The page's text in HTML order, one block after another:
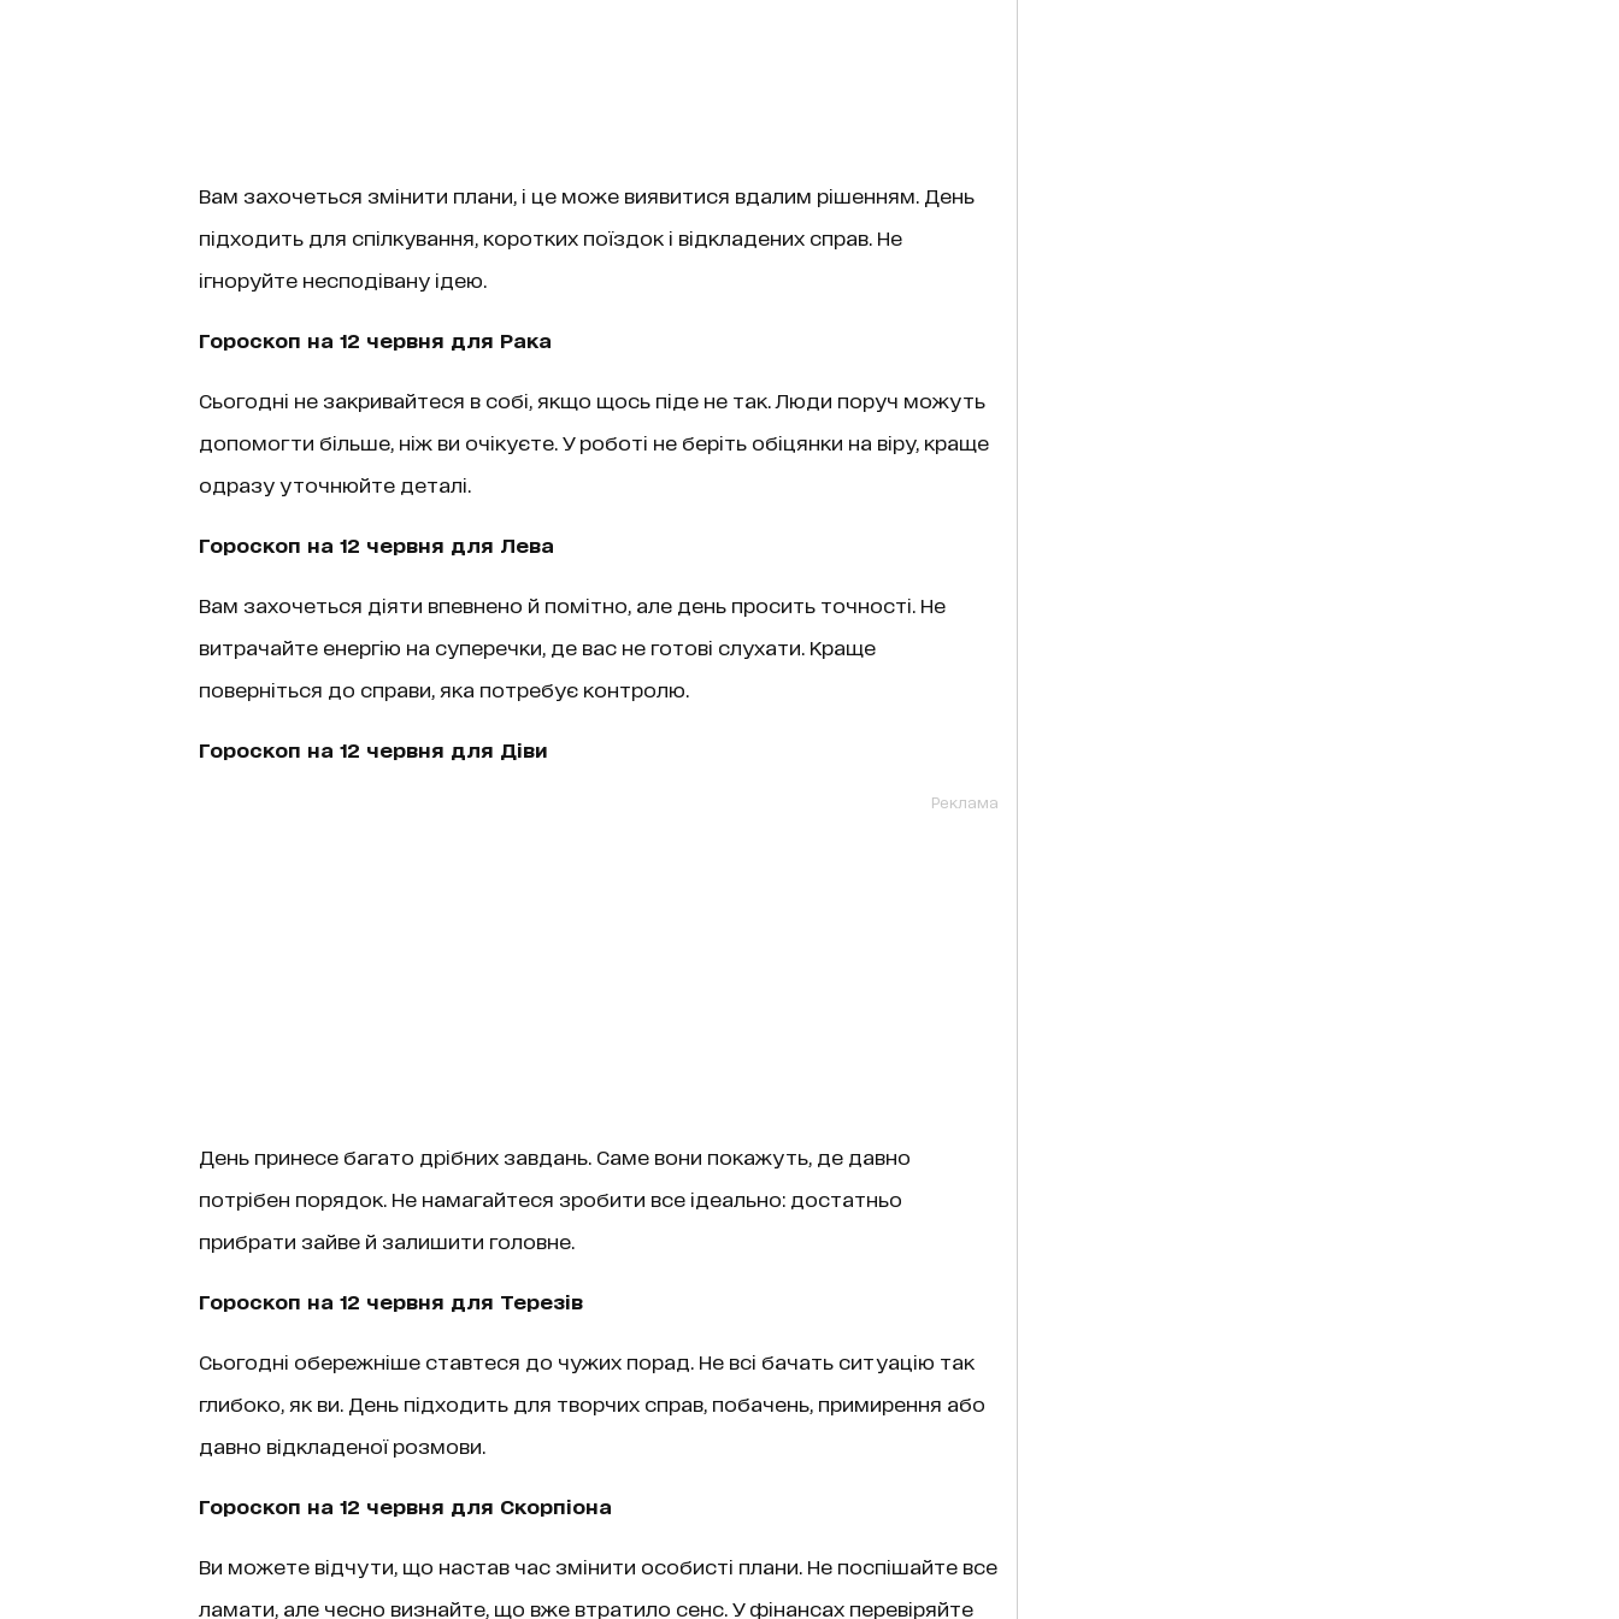
Вам захочеться змінити плани, і це може виявитися вдалим рішенням. День
підходить для спілкування, коротких поїздок і відкладених справ. Не
ігноруйте несподівану ідею.
Гороскоп на 12 червня для Рака
Сьогодні не закривайтеся в собі, якщо щось піде не так. Люди поруч можуть
допомогти більше, ніж ви очікуєте. У роботі не беріть обіцянки на віру, краще
одразу уточнюйте деталі.
Гороскоп на 12 червня для Лева
Вам захочеться діяти впевнено й помітно, але день просить точності. Не
витрачайте енергію на суперечки, де вас не готові слухати. Краще
поверніться до справи, яка потребує контролю.
Гороскоп на 12 червня для Діви
Реклама
День принесе багато дрібних завдань. Саме вони покажуть, де давно
потрібен порядок. Не намагайтеся зробити все ідеально: достатньо
прибрати зайве й залишити головне.
Гороскоп на 12 червня для Терезів
Сьогодні обережніше ставтеся до чужих порад. Не всі бачать ситуацію так
глибоко, як ви. День підходить для творчих справ, побачень, примирення або
давно відкладеної розмови.
Гороскоп на 12 червня для Скорпіона
Ви можете відчути, що настав час змінити особисті плани. Не поспішайте все
ламати, але чесно визнайте, що вже втратило сенс. У фінансах перевіряйте